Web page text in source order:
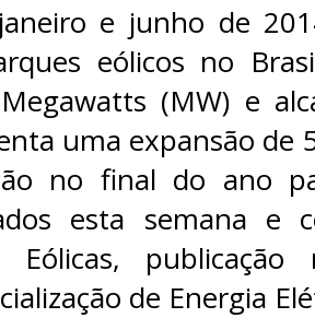
e junho de
eólicos no
(MW) e
uma expansão de
no final do ano
esta semana e
Eólicas,
de Energia